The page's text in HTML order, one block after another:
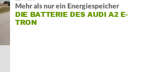
Mehr als nur ein Energiespeicher
DIE BATTERIE DES AUDI A2 E-
TRON